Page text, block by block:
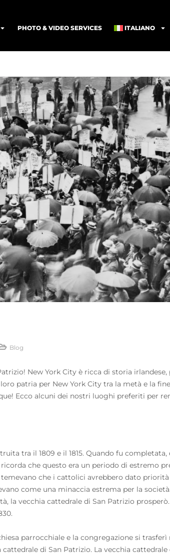
PHOTO & VIDEO SERVICES ITALIANO
Blog
New York City è ricca di storia irlandese,
patria per New York City tra la metà e la fine
Ecco alcuni dei nostri luoghi preferiti per
tra il 1809 e il 1815. Quando fu completata,
che questo era un periodo di estremo
che i cattolici avrebbero dato priorità
come una minaccia estrema per la
la vecchia cattedrale di San Patrizio
parrocchiale e la congregazione si trasferì
di San Patrizio. La vecchia cattedrale